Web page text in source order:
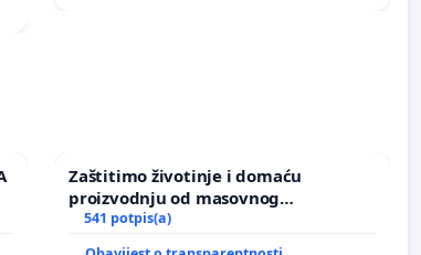
Zaštitimo životinje i domaću
proizvodnju od masovnog
uništavanja zbog afričke svinjske
kuge
541 potpis(a)